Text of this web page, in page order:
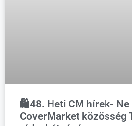
🛍️48. Heti CM hírek- Ne
CoverMarket közösség